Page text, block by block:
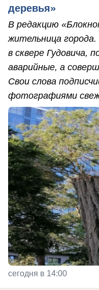
деревья»
В редакцию
жительница
в сквере Гудовича,
аварийные, а
Свои слова
фотографиями
сегодня в 14:00